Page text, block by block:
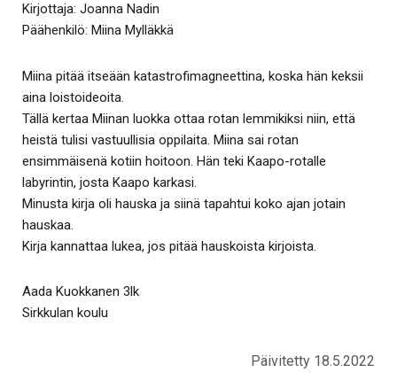
Kirjottaja: Joanna Nadin
Päähenkilö: Miina Mylläkkä
Miina pitää itseään katastrofimagneettina, koska hän keksii
aina loistoideoita.
Tällä kertaa Miinan luokka ottaa rotan lemmikiksi niin, että
heistä tulisi vastuullisia oppilaita. Miina sai rotan
ensimmäisenä kotiin hoitoon. Hän teki Kaapo-rotalle
labyrintin, josta Kaapo karkasi.
Minusta kirja oli hauska ja siinä tapahtui koko ajan jotain
hauskaa.
Kirja kannattaa lukea, jos pitää hauskoista kirjoista.
Aada Kuokkanen 3lk
Sirkkulan koulu
Päivitetty 18.5.2022